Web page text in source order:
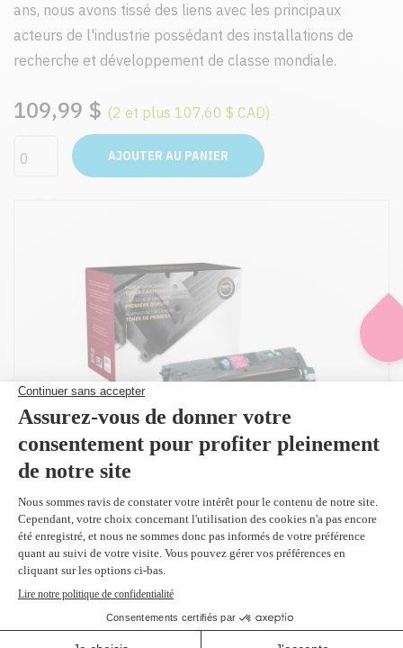
ans, nous avons tissé des liens avec les principaux
acteurs de l'industrie possédant des installations de
recherche et développement de classe mondiale.
109,99 $ (2 et plus 107,60 $ CAD)
AJOUTER AU PANIER
Produit(s) alternatif(s)
magenta 4,000 pages
179,99 $